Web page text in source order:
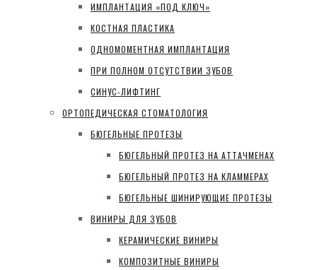
ИМПЛАНТАЦИЯ «ПОД КЛЮЧ»
КОСТНАЯ ПЛАСТИКА
ОДНОМОМЕНТНАЯ ИМПЛАНТАЦИЯ
ПРИ ПОЛНОМ ОТСУТСТВИИ ЗУБОВ
СИНУС-ЛИФТИНГ
ОРТОПЕДИЧЕСКАЯ СТОМАТОЛОГИЯ
БЮГЕЛЬНЫЕ ПРОТЕЗЫ
БЮГЕЛЬНЫЙ ПРОТЕЗ НА АТТАЧМЕНАХ
БЮГЕЛЬНЫЙ ПРОТЕЗ НА КЛАММЕРАХ
БЮГЕЛЬНЫЕ ШИНИРУЮЩИЕ ПРОТЕЗЫ
ВИНИРЫ ДЛЯ ЗУБОВ
КЕРАМИЧЕСКИЕ ВИНИРЫ
КОМПОЗИТНЫЕ ВИНИРЫ